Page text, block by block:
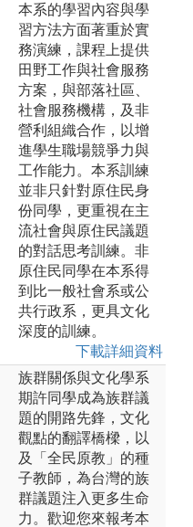
本系的學習內容與學
習方法方面著重於實
務演練，課程上提供
田野工作與社會服務
方案，與部落社區、
社會服務機構，及非
營利組織合作，以增
進學生職場競爭力與
工作能力。本系訓練
並非只針對原住民身
份同學，更重視在主
流社會與原住民議題
的對話思考訓練。非
原住民同學在本系得
到比一般社會系或公
共行政系，更具文化
深度的訓練。
下載詳細資料
族群關係與文化學系
期許同學成為族群議
題的開路先鋒，文化
觀點的翻譯橋樑，以
及「全民原教」的種
子教師，為台灣的族
群議題注入更多生命
力。歡迎您來報考本